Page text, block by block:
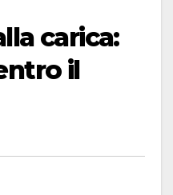
carica:
il